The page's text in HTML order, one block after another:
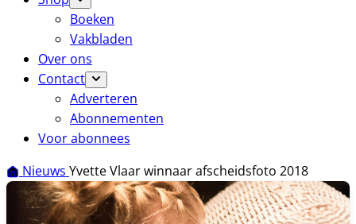
Boeken
Vakbladen
Over ons
Contact
Adverteren
Abonnementen
Voor abonnees
Nieuws Yvette Vlaar winnaar afscheidsfoto 2018